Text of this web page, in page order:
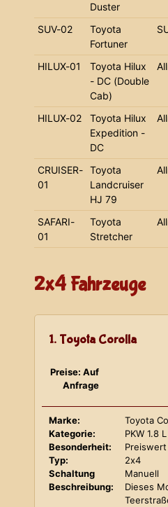
Duster
SUV-02
Toyota
Fortuner
HILUX-01
Toyota Hilux
- DC (Double
Cab)
HILUX-02
Toyota Hilux
Expedition -
DC
CRUISER-
01
Toyota
Landcruiser
HJ 79
SAFARI-
01
Toyota
Stretcher
2x4 Fahrzeuge
1. Toyota Corolla
Preise: Auf
Anfrage
Marke:
Toyota
Kategorie:
PKW 1.8 L
Besonderheit:
Preiswert
Typ:
2x4
Schaltung
Manuell
Beschreibung:
Dieses